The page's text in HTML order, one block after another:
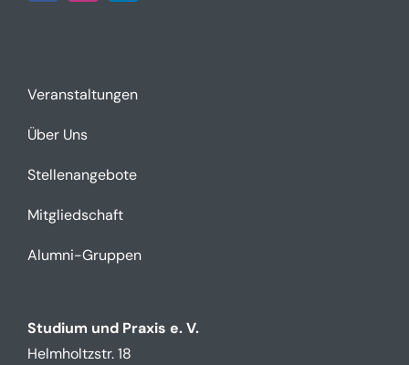
Veranstaltungen
Über Uns
Stellenangebote
Mitgliedschaft
Alumni-Gruppen
Studium und Praxis e. V.
Helmholtzstr. 18